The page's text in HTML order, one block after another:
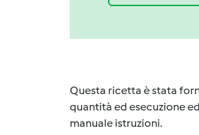
Questa ricetta è stata
quantità ed esecuzione
manuale istruzioni.